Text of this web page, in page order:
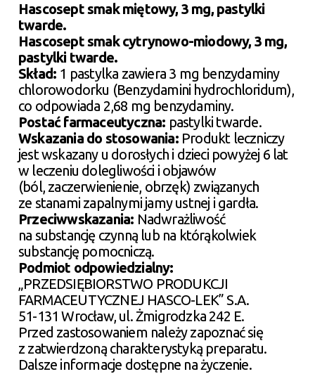
Hascosept smak miętowy, 3 mg, pastylki
twarde.
Hascosept smak cytrynowo-miodowy, 3 mg,
pastylki twarde.
Skład: 1 pastylka zawiera 3 mg benzydaminy
chlorowodorku (Benzydamini hydrochloridum),
co odpowiada 2,68 mg benzydaminy.
Postać farmaceutyczna: pastylki twarde.
Wskazania do stosowania:Produkt leczniczy
jest wskazany u dorosłych i dzieci powyżej 6 lat
w leczeniu dolegliwości i objawów
(ból, zaczerwienienie, obrzęk) związanych
ze stanami zapalnymi jamy ustnej i gardła.
Przeciwwskazania: Nadwrażliwość
na substancję czynną lub na którąkolwiek
substancję pomocniczą.
Podmiot odpowiedzialny:
„PRZEDSIĘBIORSTWO PRODUKCJI
FARMACEUTYCZNEJ HASCO-LEK” S.A.
51-131 Wrocław, ul. Żmigrodzka 242 E.
Przed zastosowaniem należy zapoznać się
z zatwierdzoną charakterystyką preparatu.
Dalsze informacje dostępne na życzenie.